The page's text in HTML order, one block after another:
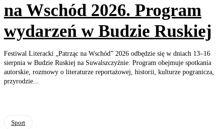
na Wschód 2026. Program
wydarzeń w Budzie Ruskiej
Festiwal Literacki „Patrząc na Wschód” 2026 odbędzie się w dniach 13–16
sierpnia w Budzie Ruskiej na Suwalszczyźnie. Program obejmuje spotkania
autorskie, rozmowy o literaturze reportażowej, historii, kulturze pogranicza,
przyrodzie...
Sport